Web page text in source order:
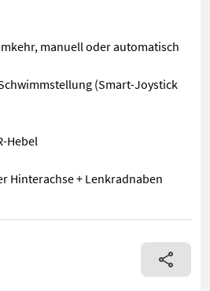
manuell oder automatisch
(Smart-Joystick
Hebel
Hinterachse + Lenkradnaben
60 AGRI 75 V R-Serie Getriebe